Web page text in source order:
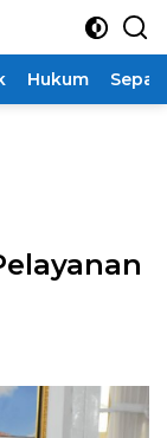
Hukum